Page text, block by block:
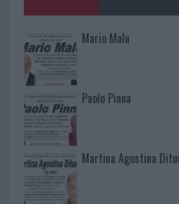
Mario Malu
Paolo Pinna
Martina Agostina